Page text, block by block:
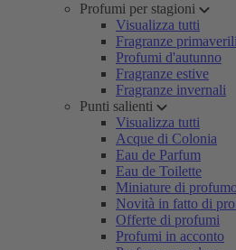
Profumi per stagioni
Visualizza tutti
Fragranze primaverili
Profumi d'autunno
Fragranze estive
Fragranze invernali
Punti salienti
Visualizza tutti
Acque di Colonia
Eau de Parfum
Eau de Toilette
Miniature di
Novità in fatto di
Offerte di profumi
Profumi in acconto